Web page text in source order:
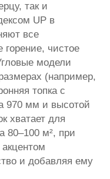
так и
UP в
все
чистое
модели
(например,
топка с
970 мм и высотой
хватает для
80–100 м², при
и добавляя ему